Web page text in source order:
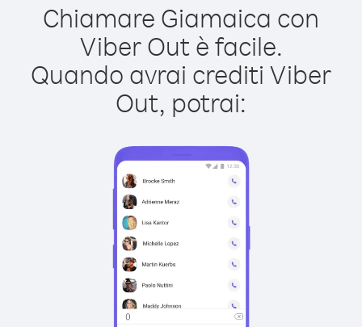
Chiamare Giamaica con
Viber Out è facile.
Quando avrai crediti Viber
Out, potrai: